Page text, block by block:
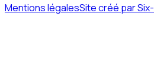
Mentions légalesSite créé par